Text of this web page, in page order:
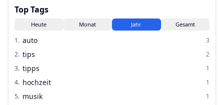
Top Tags
Heute Monat Jahr Gesamt
1. auto
3
2. tips
2
3. tipps
1
4. hochzeit
1
5. musik
1